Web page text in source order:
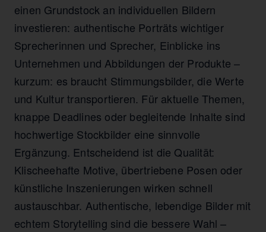
einen Grundstock an individuellen Bildern
investieren: authentische Porträts wichtiger
Sprecherinnen und Sprecher, Einblicke ins
Unternehmen und Abbildungen der Produkte –
kurzum: es braucht Stimmungsbilder, die Werte
und Kultur transportieren. Für aktuelle Themen,
knappe Deadlines oder begleitende Inhalte sind
hochwertige Stockbilder eine sinnvolle
Ergänzung. Entscheidend ist die Qualität:
Klischeehafte Motive, übertriebene Posen oder
künstliche Inszenierungen wirken schnell
austauschbar. Authentische, lebendige Bilder mit
echtem Storytelling sind die bessere Wahl –